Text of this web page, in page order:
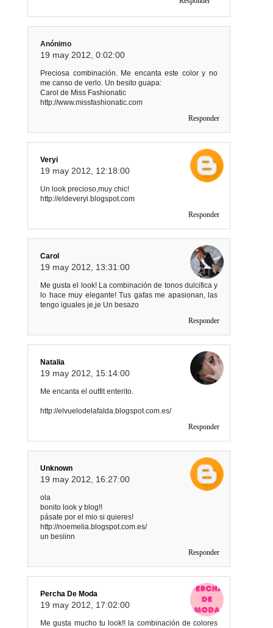
Anónimo
19 may 2012, 0:02:00
Preciosa combinación. Me encanta este color y no
me canso de verlo. Un besito guapa:
Carol de Miss Fashionatic
http://www.missfashionatic.com
Responder
Veryi
19 may 2012, 12:18:00
Un look precioso,muy chic!
http://eldeveryi.blogspot.com
Responder
Carol
19 may 2012, 13:31:00
Me gusta el look! La combinación de tonos dulcifica y
lo hace muy elegante! Tus gafas me apasionan, las
tengo iguales je,je Un besazo
Responder
Natalia
19 may 2012, 15:14:00
Me encanta el outfit enterito.
http://elvuelodelafalda.blogspot.com.es/
Responder
Unknown
19 may 2012, 16:27:00
ola
bonito look y blog!!
pásate por el mio si quieres!
http://noemelia.blogspot.com.es/
un besiinn
Responder
Percha De Moda
19 may 2012, 17:02:00
Me gusta mucho tu look!! la combinación de colores